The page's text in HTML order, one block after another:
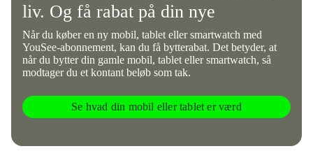
liv. Og få rabat på din nye
Når du køber en ny mobil, tablet eller smartwatch med
YouSee-abonnement, kan du få bytterabat. Det betyder, at
når du bytter din gamle mobil, tablet eller smartwatch, så
modtager du et kontant beløb som tak.
Se hvad din mobil eller tablet er værd